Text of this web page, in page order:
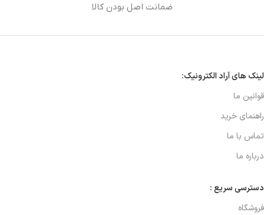
ضمانت اصل بودن کالا
لینک های آراد الکترونیک:
قوانین ما
راهنمای خرید
تماس با ما
درباره ما
دسترسی سریع :
فروشگاه